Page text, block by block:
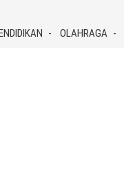
OLAHRAGA